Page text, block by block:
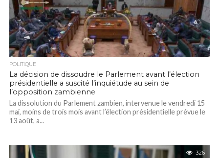
POLITIQUE
La décision de dissoudre le Parlement avant l’élection
présidentielle a suscité l’inquiétude au sein de
l’opposition zambienne
La dissolution du Parlement zambien, intervenue le vendredi 15
mai, moins de trois mois avant l’élection présidentielle prévue le
13 août, a...
326